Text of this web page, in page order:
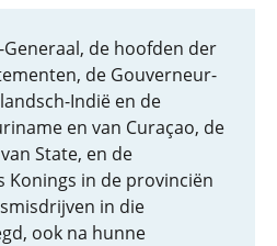
de hoofden der
de Gouverneur-
Indië en de
en van Curaçao, de
State, en de
Konings in de provinciën
in die
ook na hunne